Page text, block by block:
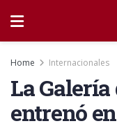
Home Internacionales
La
entrenó